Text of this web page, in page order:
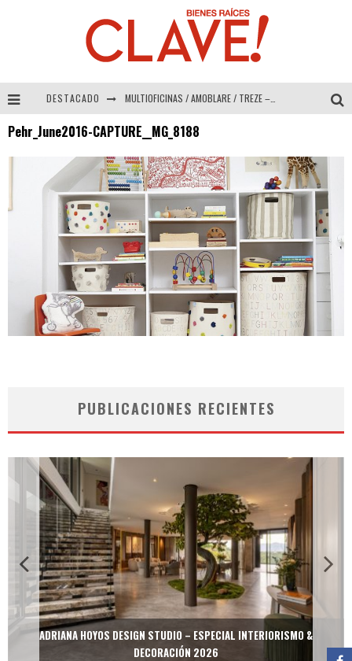
DESTACADO MULTIOFICINAS / AMOBLARE / TREZE – Especial Interiorismo & Decoración 2026
COLINEAL – Especial Interiorismo & Decoración 2026
ADRIANA HOYOS DESIGN STUDIO – Especial Interiorismo & Decoración 2026
Pehr_June2016-CAPTURE__MG_8188
PUBLICACIONES RECIENTES
ADRIANA HOYOS DESIGN STUDIO – ESPECIAL INTERIORISMO &
DECORACIÓN 2026